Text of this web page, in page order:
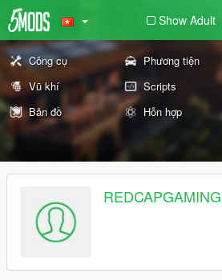
Show Adult
Công cụ Phương tiện
Vũ khí
Scripts
Bản đồ
Hỗn hợp
REDCAPGAMING